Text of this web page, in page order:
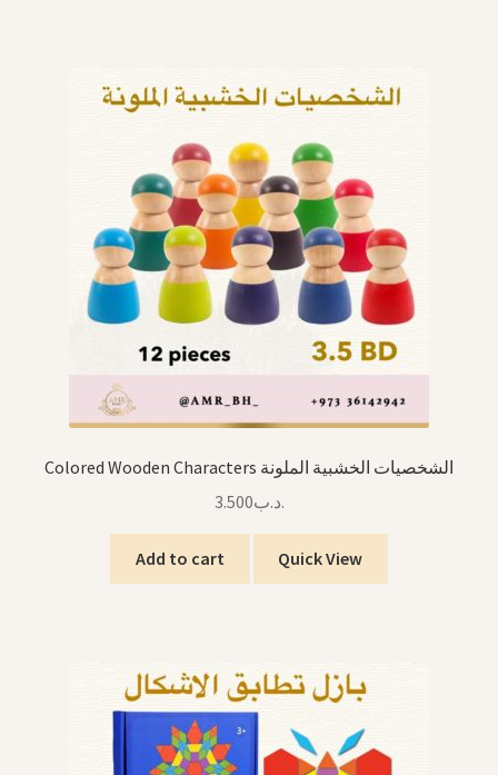
Colored Wooden Characters الشخصيات الخشبية الملونة
.د.ب3.500
Add to cart Quick View